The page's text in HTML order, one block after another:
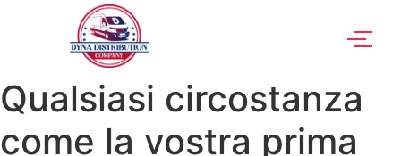
Qualsiasi circostanza
come la vostra prima